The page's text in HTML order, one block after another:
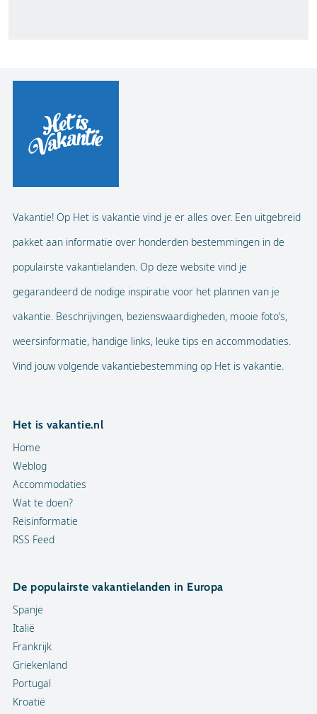
Vakantie! Op Het is vakantie vind je er alles over. Een uitgebreid
pakket aan informatie over honderden bestemmingen in de
populairste vakantielanden. Op deze website vind je
gegarandeerd de nodige inspiratie voor het plannen van je
vakantie. Beschrijvingen, bezienswaardigheden, mooie foto’s,
weersinformatie, handige links, leuke tips en accommodaties.
Vind jouw volgende vakantiebestemming op Het is vakantie.
Het is vakantie.nl
Home
Weblog
Accommodaties
Wat te doen?
Reisinformatie
RSS Feed
De populairste vakantielanden in Europa
Spanje
Italië
Frankrijk
Griekenland
Portugal
Kroatië